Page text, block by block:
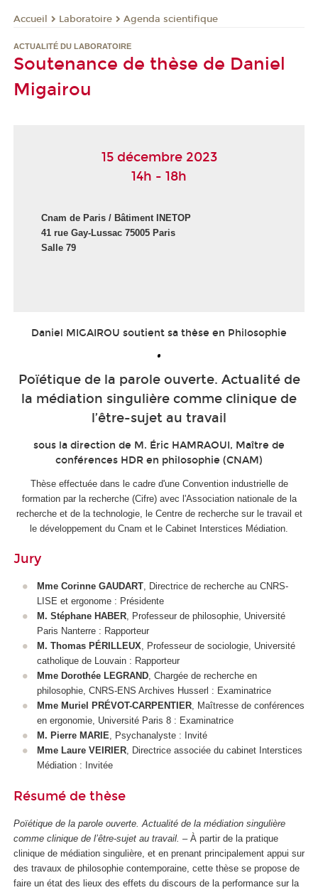
Accueil Laboratoire Agenda scientifique
ACTUALITÉ DU LABORATOIRE
Soutenance de thèse de Daniel
Migairou
15 décembre 2023
14h - 18h
Cnam de Paris / Bâtiment INETOP
41 rue Gay-Lussac 75005 Paris
Salle 79
Daniel MIGAIROU soutient sa thèse en Philosophie
•
Poïétique de la parole ouverte. Actualité de
la médiation singulière comme clinique de
l’être-sujet au travail
sous la direction de M. Éric HAMRAOUI, Maître de
conférences HDR en philosophie (CNAM)
Thèse effectuée dans le cadre d'une Convention industrielle de
formation par la recherche (Cifre) avec l'Association nationale de la
recherche et de la technologie, le Centre de recherche sur le travail et
le développement du Cnam et le Cabinet Interstices Médiation.
Jury
Mme Corinne GAUDART, Directrice de recherche au CNRS-
LISE et ergonome : Présidente
M. Stéphane HABER, Professeur de philosophie, Université
Paris Nanterre : Rapporteur
M. Thomas PÉRILLEUX, Professeur de sociologie, Université
catholique de Louvain : Rapporteur
Mme Dorothée LEGRAND, Chargée de recherche en
philosophie, CNRS-ENS Archives Husserl : Examinatrice
Mme Muriel PRÉVOT-CARPENTIER, Maîtresse de conférences
en ergonomie, Université Paris 8 : Examinatrice
M. Pierre MARIE, Psychanalyste : Invité
Mme Laure VEIRIER, Directrice associée du cabinet Interstices
Médiation : Invitée
Résumé de thèse
Poïétique de la parole ouverte. Actualité de la médiation singulière
comme clinique de l’être-sujet au travail. – À partir de la pratique
clinique de médiation singulière, et en prenant principalement appui sur
des travaux de philosophie contemporaine, cette thèse se propose de
faire un état des lieux des effets du discours de la performance sur la